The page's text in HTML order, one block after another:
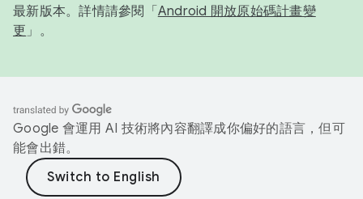
最新版本。詳情請參閱「 Android 開放原始碼計畫變
更 」。
Google 會運用 AI 技術將內容翻譯成你偏好的語言，但可
能會出錯。